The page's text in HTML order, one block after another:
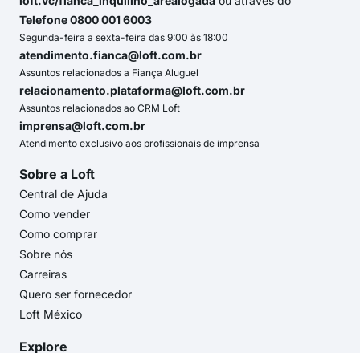
Telefone 0800 001 6003
Segunda-feira a sexta-feira das 9:00 às 18:00
atendimento.fianca@loft.com.br
Assuntos relacionados a Fiança Aluguel
relacionamento.plataforma@loft.com.br
Assuntos relacionados ao CRM Loft
imprensa@loft.com.br
Atendimento exclusivo aos profissionais de imprensa
Sobre a Loft
Central de Ajuda
Como vender
Como comprar
Sobre nós
Carreiras
Quero ser fornecedor
Loft México
Explore